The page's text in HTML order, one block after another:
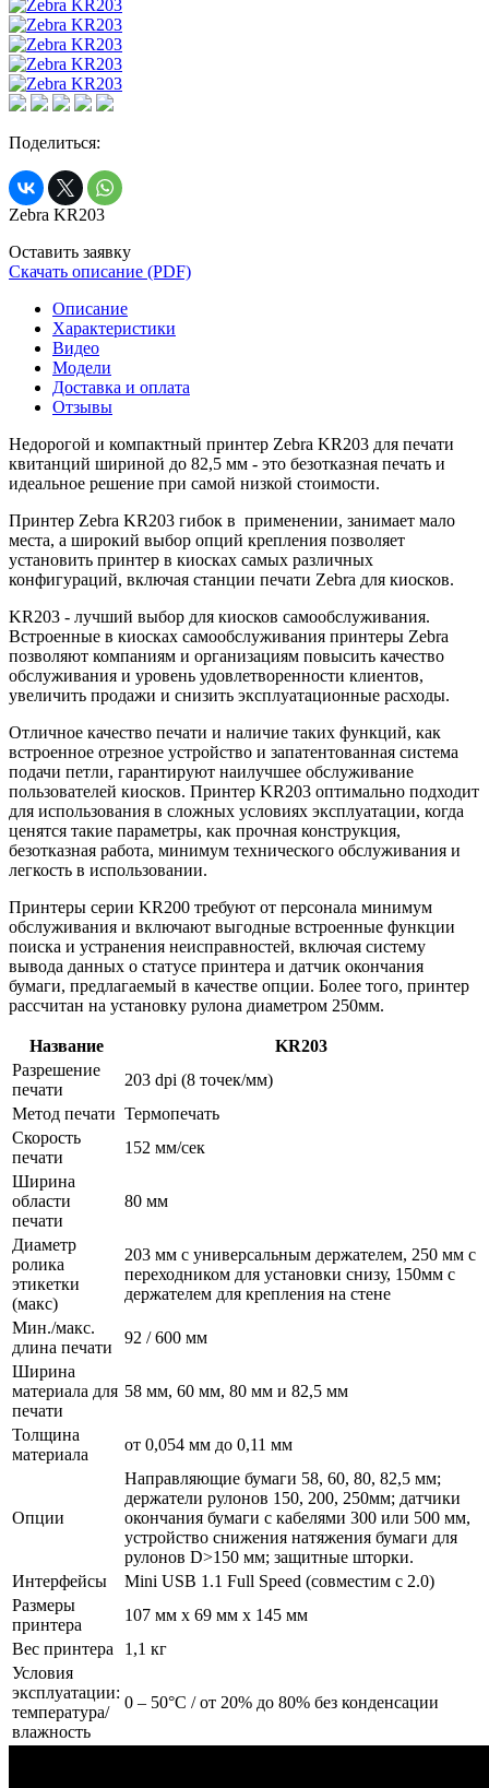
Поделиться:
Zebra KR203
Оставить заявку
Скачать описание (PDF)
Описание
Характеристики
Видео
Модели
Доставка и оплата
Отзывы
Недорогой и компактный принтер Zebra KR203 для печати
квитанций шириной до 82,5 мм - это безотказная печать и
идеальное решение при самой низкой стоимости.
Принтер Zebra KR203 гибок в применении, занимает мало
места, а широкий выбор опций крепления позволяет
установить принтер в киосках самых различных
конфигураций, включая станции печати Zebra для киосков.
KR203 - лучший выбор для киосков самообслуживания.
Встроенные в киосках самообслуживания принтеры Zebra
позволяют компаниям и организациям повысить качество
обслуживания и уровень удовлетворенности клиентов,
увеличить продажи и снизить эксплуатационные расходы.
Отличное качество печати и наличие таких функций, как
встроенное отрезное устройство и запатентованная система
подачи петли, гарантируют наилучшее обслуживание
пользователей киосков. Принтер KR203 оптимально подходит
для использования в сложных условиях эксплуатации, когда
ценятся такие параметры, как прочная конструкция,
безотказная работа, минимум технического обслуживания и
легкость в использовании.
Принтеры серии KR200 требуют от персонала минимум
обслуживания и включают выгодные встроенные функции
поиска и устранения неисправностей, включая систему
вывода данных о статусе принтера и датчик окончания
бумаги, предлагаемый в качестве опции. Более того, принтер
рассчитан на установку рулона диаметром 250мм.
Название
KR203
Разрешение
печати
203 dpi (8 точек/мм)
Метод печати Термопечать
Скорость
печати
152 мм/сек
Ширина
области
печати
80 мм
Диаметр
ролика
этикетки
(макс)
203 мм с универсальным держателем, 250 мм с
переходником для установки снизу, 150мм с
держателем для крепления на стене
Мин./макс.
длина печати
92 / 600 мм
Ширина
материала для
печати
58 мм, 60 мм, 80 мм и 82,5 мм
Толщина
материала
от 0,054 мм до 0,11 мм
Опции
Направляющие бумаги 58, 60, 80, 82,5 мм;
держатели рулонов 150, 200, 250мм; датчики
окончания бумаги с кабелями 300 или 500 мм,
устройство снижения натяжения бумаги для
рулонов D>150 мм; защитные шторки.
Интерфейсы
Mini USB 1.1 Full Speed (совместим с 2.0)
Размеры
принтера
107 мм x 69 мм x 145 мм
Вес принтера
1,1 кг
Условия
эксплуатации:
температура/
влажность
0 – 50°C / от 20% до 80% без конденсации